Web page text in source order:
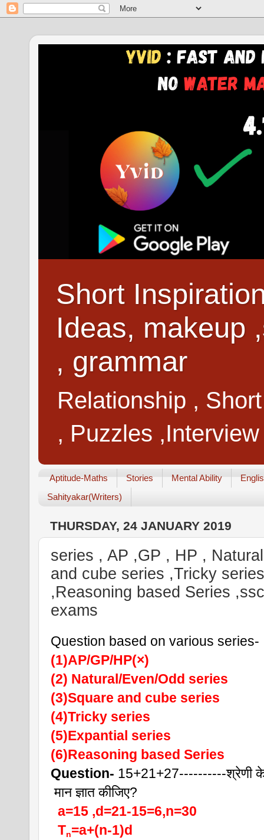
Short
Ideas, makeup
, grammar
Relationship ,
, Puzzles
Aptitude-Maths Stories Mental Ability
Sahityakar(Writers)
THURSDAY, 24 JANUARY 2019
series , AP ,GP , HP ,
and cube series ,Tricky
,Reasoning based Series
exams
Question based on various series-
(1)AP/GP/HP(×)
(2) Natural/Even/Odd series
(3)Square and cube series
(4)Tricky series
(5)Expantial series
(6)Reasoning based Series
Question- 15+21+27----------श्रेणी
मान ज्ञात कीजिए?
a=15 ,d=21-15=6,n=30
Tn=a+(n-1)d